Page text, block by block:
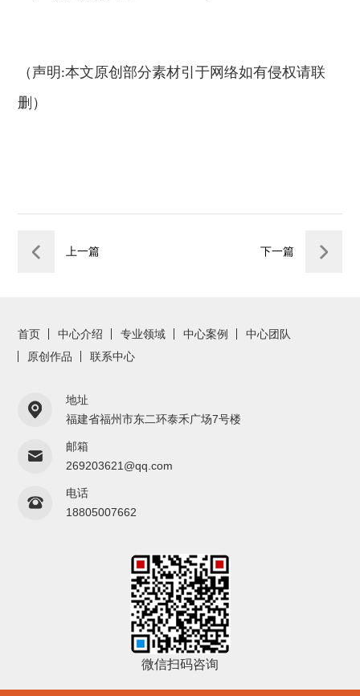
（声明 :本文原创部分素材引于网络如有侵权请联
删）
上一篇 下一篇
首页 中心介绍 专业领域 中心案例
中心团队
原创作品
联系中心
地址
福建省福州市东二环泰禾广场7号楼
邮箱
269203621@qq.com
电话
18805007662
微信扫码咨询